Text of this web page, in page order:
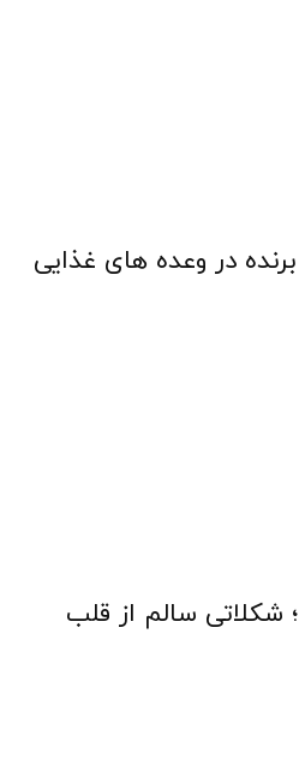
شکلات Mojo Cacao؛ شکلاتی سالم از قلب